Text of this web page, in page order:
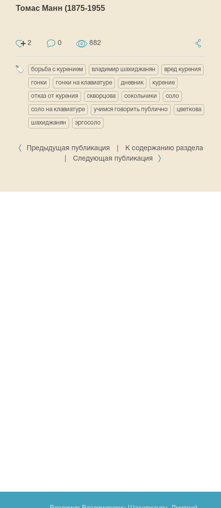
Томас Манн (1875-1955
2 0 882
борьба с курением владимир шахиджанян вред курения
гонки гонки на клавиатуре дневник курение
отказ от курения скворцова сокольники соло
соло на клавиатуре учимся говорить публично цветкова
шахиджанян эргосоло
Предыдущая публикация
К содержанию раздела
Следующая публикация